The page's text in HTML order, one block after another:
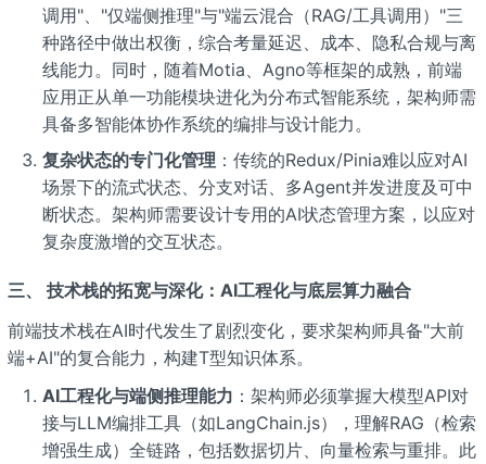
调用"、"仅端侧推理"与"端云混合（RAG/工具调用）"三
种路径中做出权衡，综合考量延迟、成本、隐私合规与离
线能力。同时，随着Motia、Agno等框架的成熟，前端
应用正从单一功能模块进化为分布式智能系统，架构师需
具备多智能体协作系统的编排与设计能力。
复杂状态的专门化管理 ：传统的Redux/Pinia难以应对AI
场景下的流式状态、分支对话、多Agent并发进度及可中
断状态。架构师需要设计专用的AI状态管理方案，以应对
复杂度激增的交互状态。
三、 技术栈的拓宽与深化：AI工程化与底层算力融合
前端技术栈在AI时代发生了剧烈变化，要求架构师具备"大前
端+AI"的复合能力，构建T型知识体系。
AI工程化与端侧推理能力 ：架构师必须掌握大模型API对
接与LLM编排工具（如LangChain.js），理解RAG（检索
增强生成）全链路，包括数据切片、向量检索与重排。此